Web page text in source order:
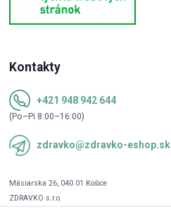
Kontakty
+421 948 942 644
(Po–Pi 8:00–16:00)
zdravko@zdravko-eshop.sk